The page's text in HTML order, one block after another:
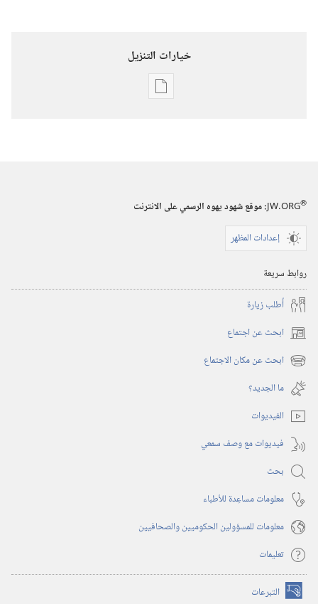
خيارات التنزيل
خيارات
الدراسية)‏
‎٢٠٠٢
JW.ORG®
:‏ موقع شهود يهوه الرسمي على الانترنت
إعدادات المظهر
روابط سريعة
أُطلب زيارة
ابحث عن اجتماع (يفتح
نافذة ابحث عن مكان الاجتماع (يفتح
نافذة
جديدة)
ما الجديد؟‏
الفيديوات
فيديوات مع وصف سمعي
بحث
معلومات مساعِدة للأطباء
معلومات للمسؤولين الحكوميين والصحافيين
تعليمات
التبرعات (يفتح